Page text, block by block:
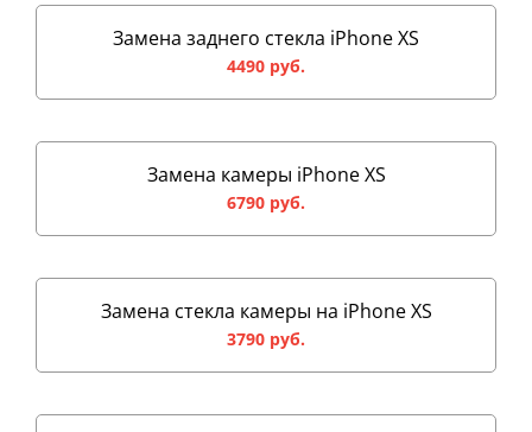
Замена заднего стекла iPhone XS
4490 руб.
Замена камеры iPhone XS
6790 руб.
Замена стекла камеры на iPhone XS
3790 руб.